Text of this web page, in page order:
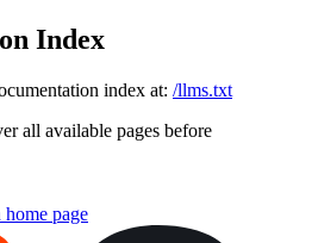
Index
index at: /llms.txt
all available pages before
home page